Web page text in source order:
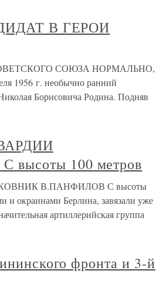
В ГЕРОИ
СОЮЗА НОРМАЛЬНО,
г. необычно ранний
Борисовича Родина. Подняв
100 метров
В.ПАНФИЛОВ С высоты
и окраинами Берлина, завязали уже
артиллерийская группа
фронта и 3-й